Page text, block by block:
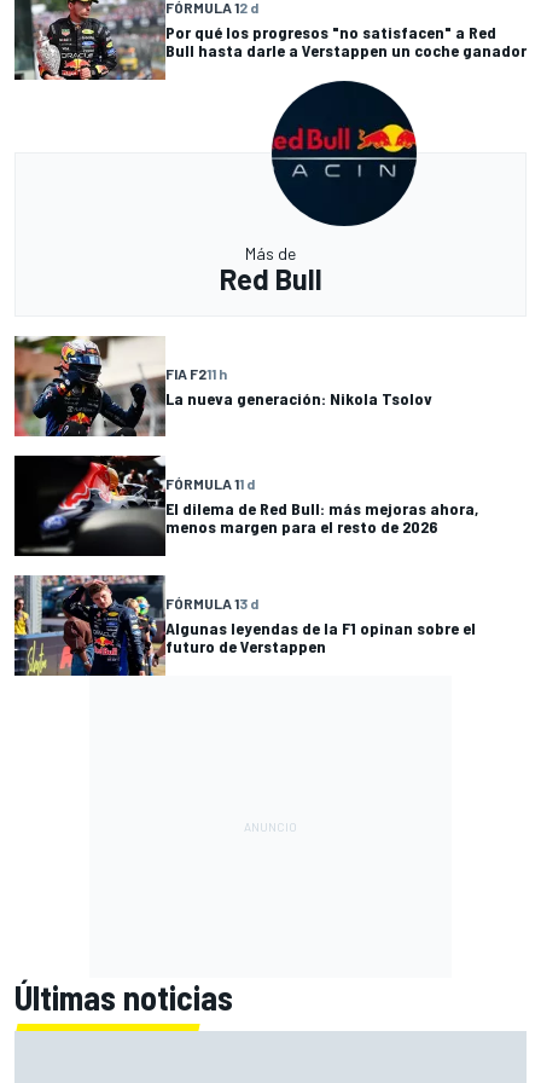
FÓRMULA 12 d
Por qué los progresos "no satisfacen" a Red
Bull hasta darle a Verstappen un coche ganador
Más de
Red Bull
FIA F211 h
La nueva generación: Nikola Tsolov
FÓRMULA 11 d
El dilema de Red Bull: más mejoras ahora,
menos margen para el resto de 2026
FÓRMULA 13 d
Algunas leyendas de la F1 opinan sobre el
futuro de Verstappen
Últimas noticias